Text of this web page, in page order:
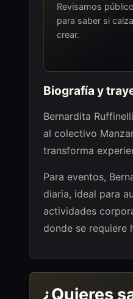
Revisamos
para saber si
crear.
Biografía y
Bernardita
al colectivo
transforma
Para eventos,
diaria, ideal para
actividades
donde se requiere
¿Quieres